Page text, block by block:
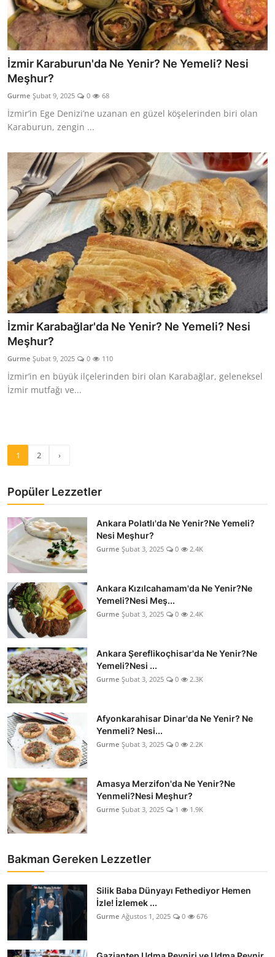
İzmir Karaburun'da Ne Yenir? Ne Yemeli? Nesi
Meşhur?
Gurme Şubat 9, 2025 0 68
İzmir’in Ege Denizi’ne uzanan en güzel köşelerinden biri olan
Karaburun, zengin ...
İzmir Karabağlar'da Ne Yenir? Ne Yemeli? Nesi
Meşhur?
Gurme Şubat 9, 2025 0 110
İzmir’in en büyük ilçelerinden biri olan Karabağlar, geleneksel
İzmir mutfağı ve...
1 2 ›
Popüler Lezzetler
Ankara Polatlı'da Ne Yenir?Ne Yemeli?
Nesi Meşhur?
Gurme Şubat 3, 2025 0 2.4K
Ankara Kızılcahamam'da Ne Yenir?Ne
Yemeli?Nesi Meş...
Gurme Şubat 3, 2025 0 2.4K
Ankara Şereflikoçhisar'da Ne Yenir?Ne
Yemeli?Nesi ...
Gurme Şubat 3, 2025 0 2.3K
Afyonkarahisar Dinar'da Ne Yenir? Ne
Yenmeli? Nesi...
Gurme Şubat 3, 2025 0 2.2K
Amasya Merzifon'da Ne Yenir?Ne
Yenmeli?Nesi Meşhur?
Gurme Şubat 3, 2025 1 1.9K
Bakman Gereken Lezzetler
Silik Baba Dünyayı Fethediyor Hemen
İzle! İzlemek ...
Gurme Ağustos 1, 2025 0 676